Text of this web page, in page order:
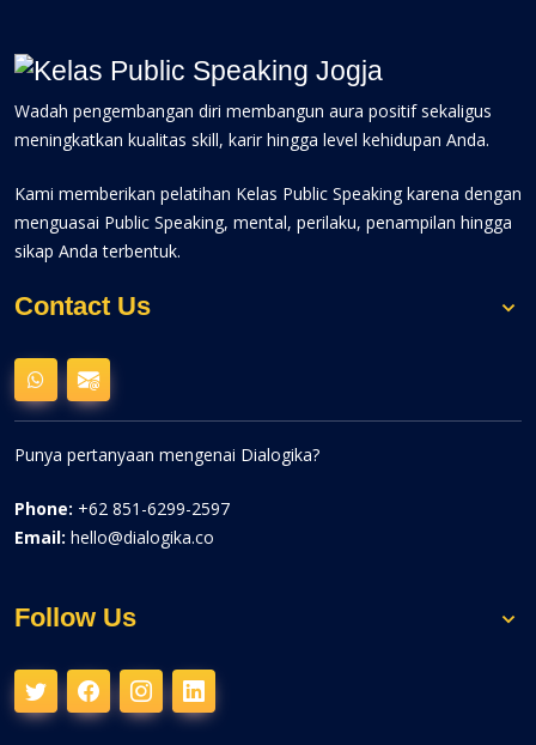
Wadah pengembangan diri membangun aura positif sekaligus
meningkatkan kualitas skill, karir hingga level kehidupan Anda.
Kami memberikan pelatihan Kelas Public Speaking karena dengan
menguasai Public Speaking, mental, perilaku, penampilan hingga
sikap Anda terbentuk.
Contact Us
Punya pertanyaan mengenai Dialogika?
Phone: +62 851-6299-2597
Email: hello@dialogika.co
Follow Us